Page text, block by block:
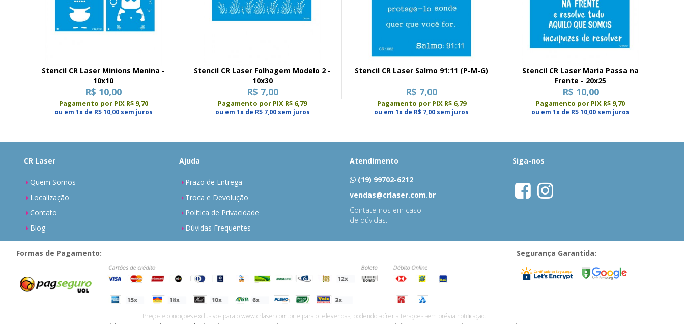
Stencil CR Laser Minions Menina -
10x10
R$ 10,00
Pagamento por PIX R$ 9,70
ou em 1x de R$ 10,00 sem juros
Stencil CR Laser Folhagem Modelo 2 -
10x30
R$ 7,00
Pagamento por PIX R$ 6,79
ou em 1x de R$ 7,00 sem juros
Stencil CR Laser Salmo 91:11 (P-M-G)
R$ 7,00
Pagamento por PIX R$ 6,79
ou em 1x de R$ 7,00 sem juros
Stencil CR Laser Maria Passa na
Frente - 20x25
R$ 10,00
Pagamento por PIX R$ 9,70
ou em 1x de R$ 10,00 sem juros
CR Laser
Quem Somos
Localização
Contato
Blog
Ajuda
Prazo de Entrega
Troca e Devolução
Política de Privacidade
Dúvidas Frequentes
Atendimento
(19) 99702-6212
vendas@crlaser.com.br
Contate-nos em caso
de dúvidas.
Siga-nos
Formas de Pagamento: Segurança Garantida:
Preços e condições exclusivos para o www.crlaser.com.br e para o televendas, podendo sofrer alterações sem prévia notiﬁcação.